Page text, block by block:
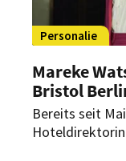
Personalie
Mareke
Bristol
Bereits seit